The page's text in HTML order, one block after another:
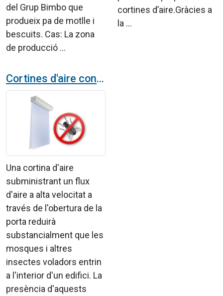
del Grup Bimbo que
produeix pa de motlle i
bescuits. Cas: La zona
de producció ...
cortines d’aire.Gràcies a
la ...
Cortines d'aire contra insectes
Una cortina d'aire
subministrant un flux
d'aire a alta velocitat a
través de l'obertura de la
porta reduirà
substancialment que les
mosques i altres
insectes voladors entrin
a l'interior d'un edifici. La
presència d'aquests